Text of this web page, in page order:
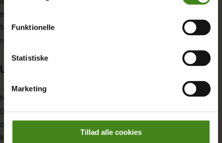
Funktionelle
Statistiske
Marketing
Tillad alle cookies
mens de fattigste rammes hårdest. Med COP28 nærmer sig, var
fokus på, hvordan politikere og civilsamfund kan skabe
retfærdig klimapolitik .
Ulighedsrapportens lancering
Morning Brief har også været platform for lancering af Oxfam
Danmarks årlige ulighedsrapport. Her fremlægger og diskuterer
organisationen data om økonomisk ulighed og dens
konsekvenser – altid med paneldebat og relevante debattører .